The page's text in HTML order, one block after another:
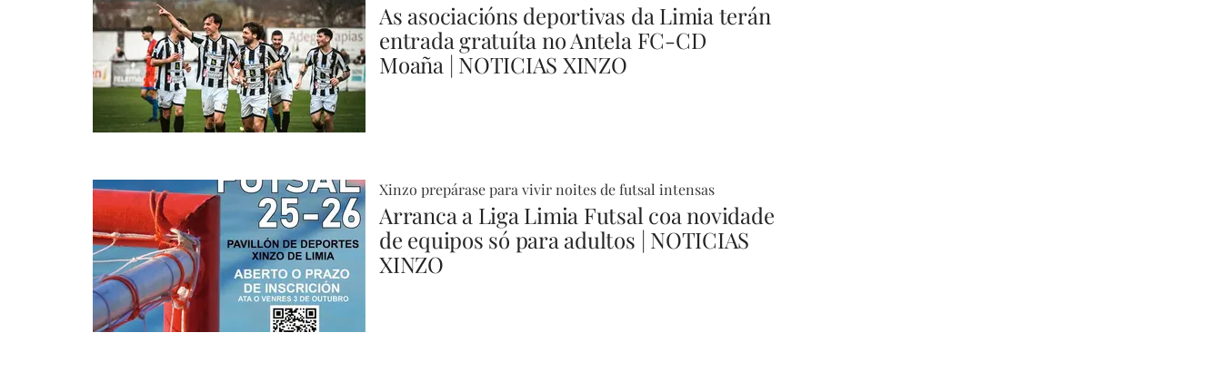
As asociacións deportivas da Limia terán
entrada gratuíta no Antela FC-CD
Moaña | NOTICIAS XINZO
Xinzo prepárase para vivir noites de futsal intensas
Arranca a Liga Limia Futsal coa novidade
de equipos só para adultos | NOTICIAS
XINZO